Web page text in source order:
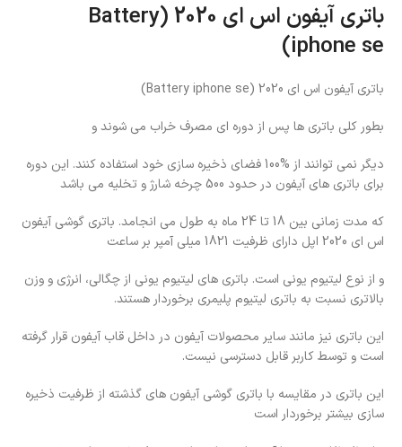
باتری آیفون اس ای 2020 (Battery
iphone se)
باتری آیفون اس ای 2020 (Battery iphone se)
بطور کلی باتری ها پس از دوره ای مصرف خراب می شوند و
دیگر نمی توانند از %100 فضای ذخیره سازی خود استفاده کنند. این دوره
برای باتری های آیفون در حدود 500 چرخه شارژ و تخلیه می باشد
که مدت زمانی بین 18 تا 24 ماه به طول می انجامد. باتری گوشی آیفون
اس ای 2020 اپل دارای ظرفیت 1821 میلی آمپر بر ساعت
و از نوع لیتیوم یونی است. باتری های لیتیوم یونی از چگالی، انرژی و وزن
بالاتری نسبت به باتری لیتیوم پلیمری برخوردار هستند.
این باتری نیز مانند سایر محصولات آیفون در داخل قاب آیفون قرار گرفته
است و توسط کاربر قابل دسترسی نیست.
این باتری در مقایسه با باتری گوشی آیفون های گذشته از ظرفیت ذخیره
سازی بیشتر برخوردار است